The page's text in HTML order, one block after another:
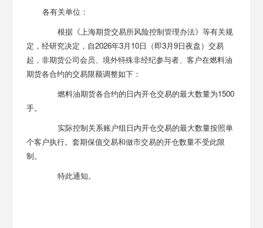
各有关单位：
根据《上海期货交易所风险控制管理办法》等有关规
定，经研究决定，自2026年3月10日（即3月9日夜盘）交易
起，非期货公司会员、境外特殊非经纪参与者、客户在燃料油
期货各合约的交易限额调整如下：
燃料油期货各合约的日内开仓交易的最大数量为1500
手。
实际控制关系账户组日内开仓交易的最大数量按照单
个客户执行。套期保值交易和做市交易的开仓数量不受此限
制。
特此通知。